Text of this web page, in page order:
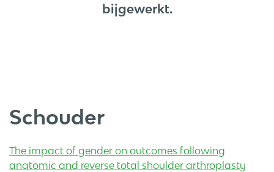
bijgewerkt.
Schouder
The impact of gender on outcomes following
anatomic and reverse total shoulder arthroplasty